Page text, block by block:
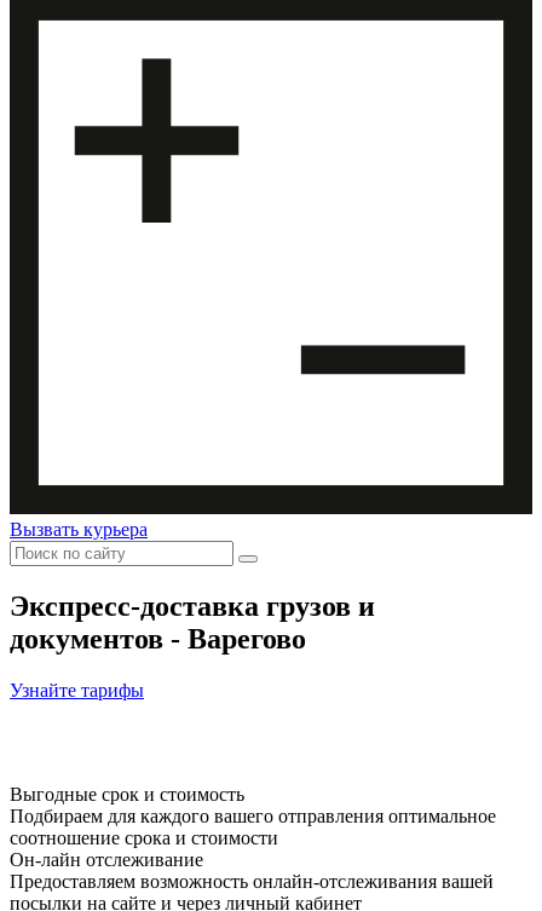
Вызвать курьера
Экспресс-доставка грузов и
документов - Варегово
Узнайте тарифы
Выгодные срок и стоимость
Подбираем для каждого вашего отправления оптимальное
соотношение срока и стоимости
Он-лайн отслеживание
Предоставляем возможность онлайн-отслеживания вашей
посылки на сайте и через личный кабинет